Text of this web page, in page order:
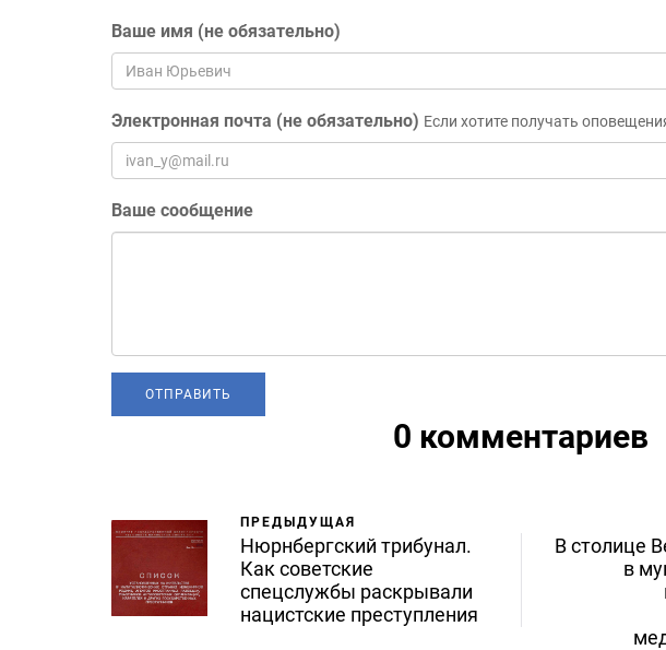
Ваше имя (не обязательно)
Электронная почта (не обязательно) Если хотите получать
Ваше сообщение
0 комментариев
ПРЕДЫДУЩАЯ
Нюрнбергский трибунал.
Как советские
спецслужбы раскрывали
нацистские преступления
В столице
в